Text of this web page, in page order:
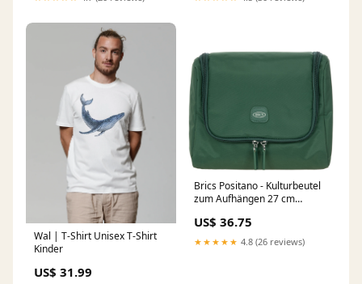
Wal | T-Shirt Unisex T-Shirt
Kinder
US$ 31.99
Brics Positano - Kulturbeutel
zum Aufhängen 27 cm
US$ 36.75
★★★★★ 4.8 (26 reviews)